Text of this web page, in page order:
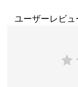
ユーザーレビュ